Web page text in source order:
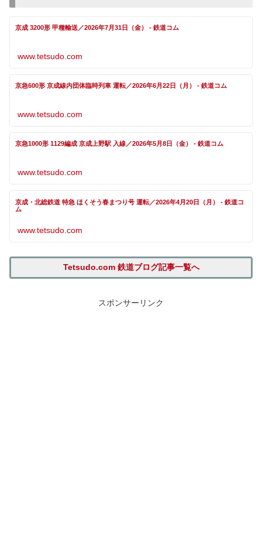
京成 3200形 甲種輸送／2026年7月31日（金） - 鉄道コム
www.tetsudo.com
京急600形 京成線内団体臨時列車 運転／2026年6月22日（月） - 鉄道コム
www.tetsudo.com
京急1000形 1129編成 京成上野駅 入線／2026年5月8日（金） - 鉄道コム
www.tetsudo.com
京成・北総鉄道 特急 ほくそう春まつり号 運転／2026年4月20日（月） - 鉄道コ
ム
www.tetsudo.com
Tetsudo.com 鉄道ブログ記事一覧へ
スポンサーリンク